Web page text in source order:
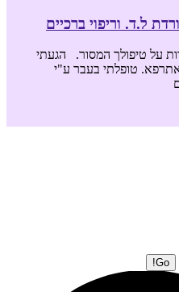
ל.ד. וריפוי ברכיים
על טיפולך המסור. הגעתי
טופלתי בעבר ע"י